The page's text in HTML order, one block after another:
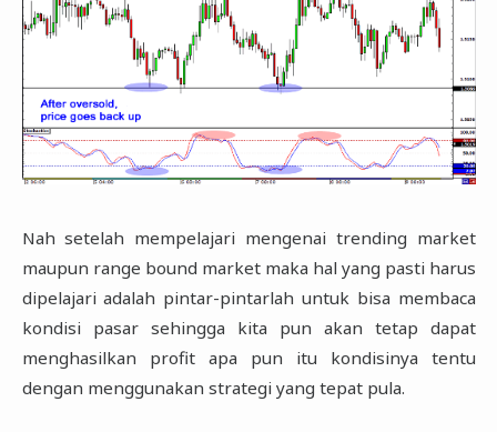
Nah setelah mempelajari mengenai trending market
maupun range bound market maka hal yang pasti harus
dipelajari adalah pintar-pintarlah untuk bisa membaca
kondisi pasar sehingga kita pun akan tetap dapat
menghasilkan profit apa pun itu kondisinya tentu
dengan menggunakan strategi yang tepat pula.